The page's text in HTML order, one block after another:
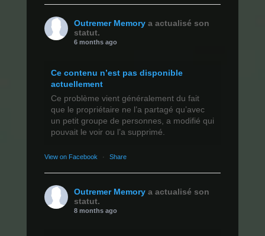
Outremer Memory a actualisé son
statut.
6 months ago
Ce contenu n’est pas disponible
actuellement
Ce problème vient généralement du fait
que le propriétaire ne l’a partagé qu’avec
un petit groupe de personnes, a modifié qui
pouvait le voir ou l’a supprimé.
View on Facebook · Share
Outremer Memory a actualisé son
statut.
8 months ago